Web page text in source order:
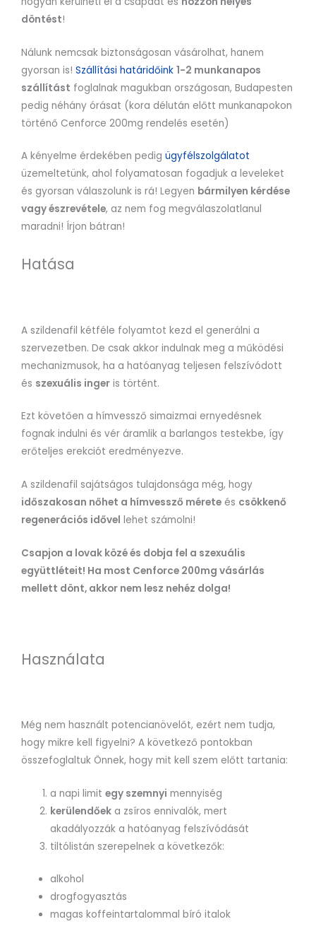
döntést!
Nálunk nemcsak biztonságosan vásárolhat, hanem
gyorsan is! Szállítási határidőink 1-2 munkanapos
szállítást foglalnak magukban országosan, Budapesten
pedig néhány órásat (kora délután előtt munkanapokon
történő Cenforce 200mg rendelés esetén)
A kényelme érdekében pedig ügyfélszolgálatot
üzemeltetünk, ahol folyamatosan fogadjuk a leveleket
és gyorsan válaszolunk is rá! Legyen bármilyen kérdése
vagy észrevétele, az nem fog megválaszolatlanul
maradni! Írjon bátran!
Hatása
A szildenafil kétféle folyamtot kezd el generálni a
szervezetben. De csak akkor indulnak meg a működési
mechanizmusok, ha a hatóanyag teljesen felszívódott
és szexuális inger is történt.
Ezt követően a hímvessző simaizmai ernyedésnek
fognak indulni és vér áramlik a barlangos testekbe, így
erőteljes erekciót eredményezve.
A szildenafil sajátságos tulajdonsága még, hogy
időszakosan nőhet a hímvessző mérete és csökkenő
regenerációs idővel lehet számolni!
Csapjon a lovak közé és dobja fel a szexuális
együttléteit! Ha most Cenforce 200mg vásárlás
mellett dönt, akkor nem lesz nehéz dolga!
Használata
Még nem használt potencianövelőt, ezért nem tudja,
hogy mikre kell figyelni? A következő pontokban
összefoglaltuk Önnek, hogy mit kell szem előtt tartania:
a napi limitegy szemnyi mennyiség
kerülendőek a zsíros ennivalók, mert
akadályozzák a hatóanyag felszívódását
tiltólistán szerepelnek a következők:
alkohol
drogfogyasztás
magas koffeintartalommal bíró italok